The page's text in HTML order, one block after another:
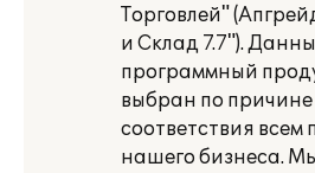
Торговлей"
и Склад 7.7").
программный
выбран по причине
соответствия всем
нашего бизнеса.